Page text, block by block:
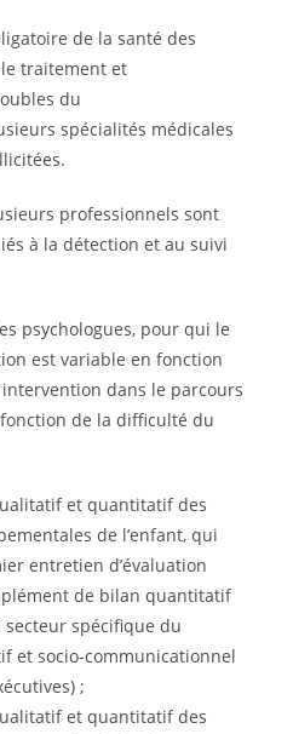
de la santé des
traitement et
du
spécialités médicales
professionnels sont
à la détection et au suivi
psychologues, pour qui le
est variable en fonction
dans le parcours
de la difficulté du
et quantitatif des
de l’enfant, qui
entretien d’évaluation
de bilan quantitatif
spécifique du
et socio-communicationnel
;
et quantitatif des